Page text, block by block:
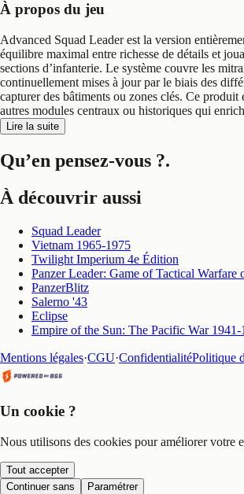
À propos du jeu
Advanced Squad Leader est la version
équilibre maximal entre richesse de détails et
sections d’infanterie. Le système couvre les
continuellement mises à jour par le biais des
capturer des bâtiments ou zones clés. Ce
autres modules centraux ou historiques qui
Lire la suite
Qu’en pensez-vous ?.
À découvrir aussi
Squad Leader
Vietnam 1965-1975
Twilight Imperium 4e Édition
Panzer Leader: Game of Tactical Warfare
PanzerBlitz
Salerno '43
Eclipse
Empire of the Sun: The Pacific War 1941-
Mentions légales·CGU·ConfidentialitéPolitique
Un cookie ?
Nous utilisons des cookies pour améliorer votre
Tout accepter
Continuer sans
Paramétrer